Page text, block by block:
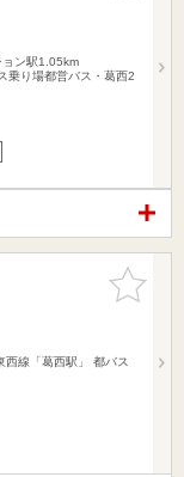
ョン駅1.05km
り場都営バス・葛西2
お気に入
りに追加
西線「葛西駅」 都バス